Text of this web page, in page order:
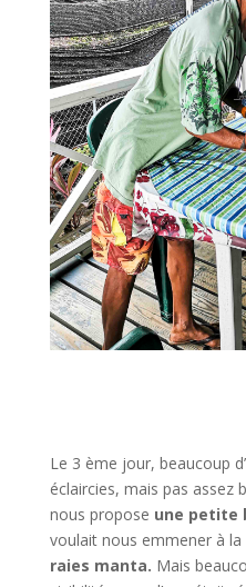
Le 3 ème jour, beaucoup
éclaircies, mais pas assez
nous propose une petite
voulait nous emmener à
raies manta. Mais